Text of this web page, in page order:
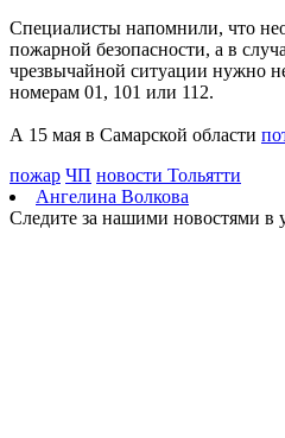
Днем строителя
09.08.2026 | 09:33
Персеиды: самарцам рассказали,
14 августа
Народные приметы на 10 августа
09.08.2026 | 09:13
День строителя в России: какие
09.08.2026 | 08:20
Специалисты напомнили, что
пожарной безопасности, а в
чрезвычайной ситуации нужно
номерам 01, 101 или 112.
А 15 мая в Самарской области
пожар ЧП новости Тольятти
Ангелина Волкова
Следите за нашими новостями в